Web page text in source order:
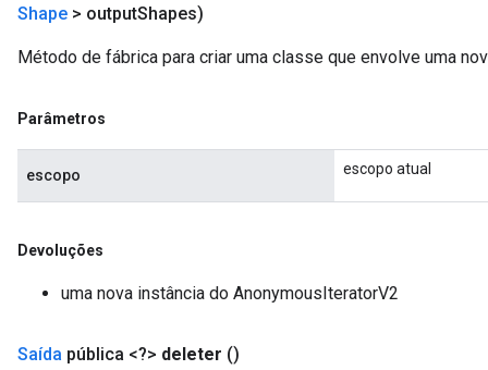
Shape > outputShapes)
Método de fábrica para criar uma classe que envolve uma
Parâmetros
escopo escopo atual
Devoluções
uma nova instância do AnonymousIteratorV2
Saída pública <?> deleter ()